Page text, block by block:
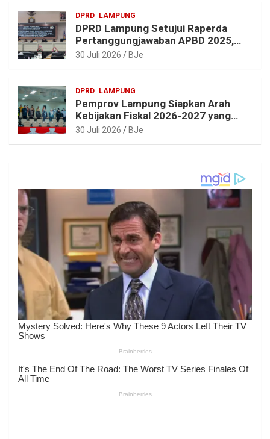
DPRD LAMPUNG
DPRD Lampung Setujui Raperda
Pertanggungjawaban APBD 2025,
Beri Sejumlah Rekomendasi
30 Juli 2026 BJe
DPRD LAMPUNG
Pemprov Lampung Siapkan Arah
Kebijakan Fiskal 2026-2027 yang
Realistis dan Berkelanjutan
30 Juli 2026 BJe